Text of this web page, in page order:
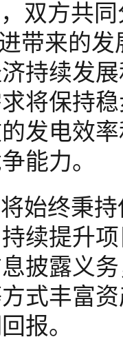
双方共
带来的
持续发
将保持
发电效
能力。
始终秉
续提升
披露义
式丰富
报。